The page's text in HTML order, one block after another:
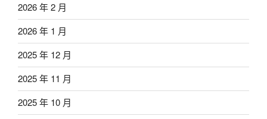
2026 年 2 月
2026 年 1 月
2025 年 12 月
2025 年 11 月
2025 年 10 月